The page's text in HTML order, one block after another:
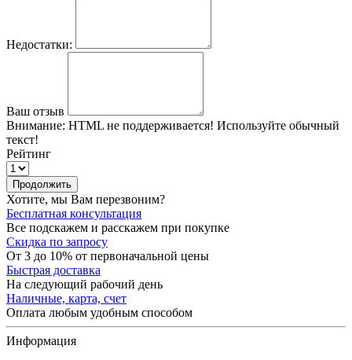
Недостатки:
Ваш отзыв
Внимание: HTML не поддерживается! Используйте обычный
текст!
Рейтинг
Продолжить
Хотите, мы Вам перезвоним?
Бесплатная консультация
Все подскажем и расскажем при покупке
Скидка по запросу
От 3 до 10% от первоначальной цены
Быстрая доставка
На следующий рабочий день
Наличные, карта, счет
Оплата любым удобным способом
Информация